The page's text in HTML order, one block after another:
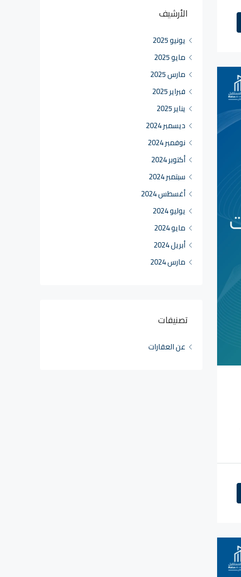
الأرشيف
يونيو 2025
مايو 2025
مارس 2025
فبراير 2025
يناير 2025
ديسمبر 2024
نوفمبر 2024
أكتوبر 2024
سبتمبر 2024
أغسطس 2024
يوليو 2024
مايو 2024
أبريل 2024
مارس 2024
تصنيفات
عن العقارات